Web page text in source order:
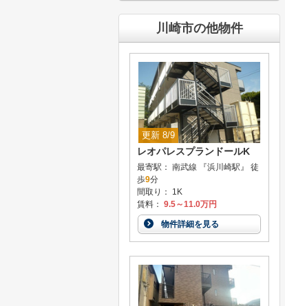
川崎市の他物件
更新 8/9
レオパレスプランドールK
最寄駅： 南武線 『浜川崎駅』 徒
歩9分
間取り： 1K
賃料： 9.5～11.0万円
物件詳細を見る